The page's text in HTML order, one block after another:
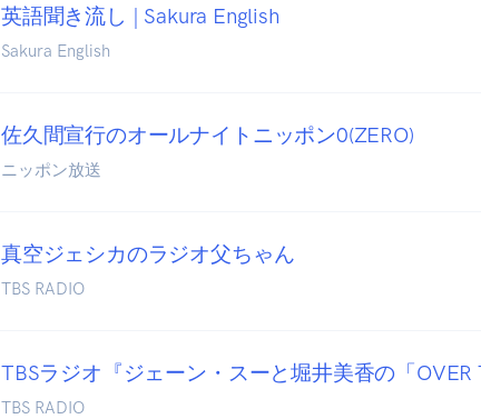
英語聞き流し | Sakura English
Sakura English
佐久間宣行のオールナイトニッポン0(ZERO)
ニッポン放送
真空ジェシカのラジオ父ちゃん
TBS RADIO
TBSラジオ『ジェーン・スーと堀井美香の「OVER
TBS RADIO